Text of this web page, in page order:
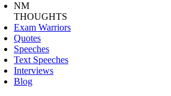
NM
THOUGHTS
Exam Warriors
Quotes
Speeches
Text Speeches
Interviews
Blog